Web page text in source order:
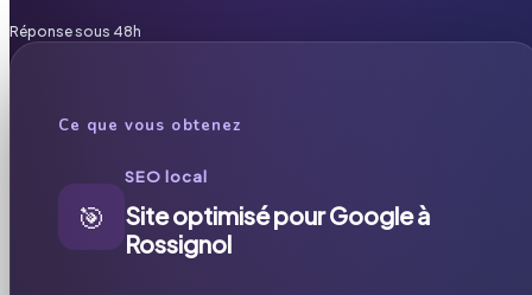
Réponse sous 48h
Ce que vous obtenez
🎯
SEO local
Site optimisé pour Google à
Rossignol